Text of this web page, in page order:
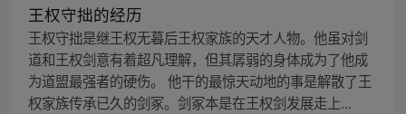
王权守拙的经历
王权守拙是继王权无暮后王权家族的天才人物。他虽对剑
道和王权剑意有着超凡理解，但其孱弱的身体成为了他成
为道盟最强者的硬伤。 他干的最惊天动地的事是解散了王
权家族传承已久的剑冢。剑冢本是在王权剑发展走上...